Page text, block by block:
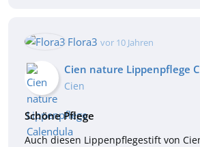
Flora3 vor 10 Jahren
Cien nature Lippenpflege
Cien
Schöne Pflege
Auch diesen Lippenpflegestift von